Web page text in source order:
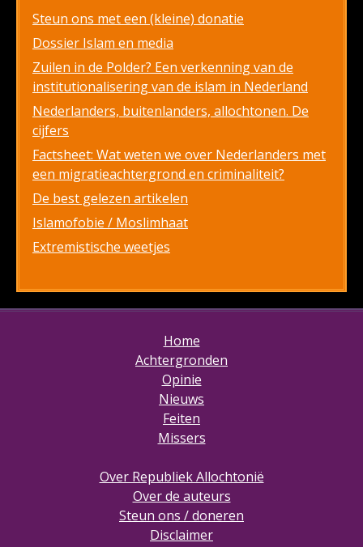
Steun ons met een (kleine) donatie
Dossier Islam en media
Zuilen in de Polder? Een verkenning van de
institutionalisering van de islam in Nederland
Nederlanders, buitenlanders, allochtonen. De
cijfers
Factsheet: Wat weten we over Nederlanders met
een migratieachtergrond en criminaliteit?
De best gelezen artikelen
Islamofobie / Moslimhaat
Extremistische weetjes
Home
Achtergronden
Opinie
Nieuws
Feiten
Missers
Over Republiek Allochtonië
Over de auteurs
Steun ons / doneren
Disclaimer